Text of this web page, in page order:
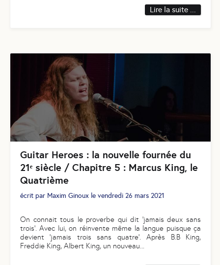
Lire la suite ...
Guitar Heroes : la nouvelle fournée du
21ᵉ siècle / Chapitre 5 : Marcus King, le
Quatrième
écrit par Maxim Ginoux le vendredi 26 mars 2021
On connait tous le proverbe qui dit ‘jamais deux sans
trois’. Avec lui, on réinvente même la langue puisque ça
devient ‘jamais trois sans quatre’. Après B.B King,
Freddie King, Albert King, un nouveau